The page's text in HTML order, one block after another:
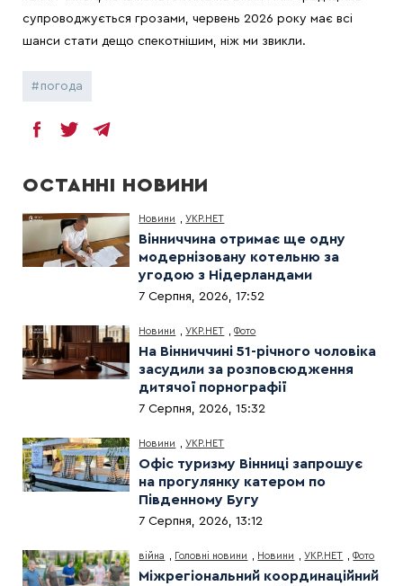
супроводжується грозами, червень 2026 року має всі
шанси стати дещо спекотнішим, ніж ми звикли.
погода
ОСТАННІ НОВИНИ
Новини ,УКР.НЕТ
Вінниччина отримає ще одну
модернізовану котельню за
угодою з Нідерландами
7 Серпня, 2026, 17:52
Новини ,УКР.НЕТ ,Фото
На Вінниччині 51-річного чоловіка
засудили за розповсюдження
дитячої порнографії
7 Серпня, 2026, 15:32
Новини ,УКР.НЕТ
Офіс туризму Вінниці запрошує
на прогулянку катером по
Південному Бугу
7 Серпня, 2026, 13:12
війна Головні новини Новини ,УКР.НЕТ ,Фото
Міжрегіональний координаційний